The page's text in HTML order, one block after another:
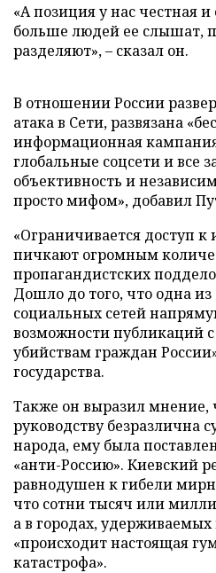
«А позиция у нас честная и
больше людей ее слышат,
разделяют», – сказал он.
В отношении России
атака в Сети, развязана
информационная
глобальные соцсети и все
объективность и
просто мифом», добавил
«Ограничивается доступ
пичкают огромным
пропагандистских
Дошло до того, что одна
социальных сетей
возможности публикаций
убийствам граждан
государства.
Также он выразил мнение,
руководству безразлична
народа, ему была
«анти-Россию». Киевский
равнодушен к гибели
что сотни тысяч или
а в городах,
«происходит настоящая
катастрофа».